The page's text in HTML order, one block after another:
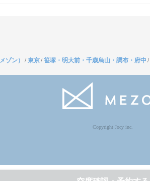
ゾン） /東京/笹塚・明大前・千歳烏山・調布・府中 /
Copyright Jocy inc.